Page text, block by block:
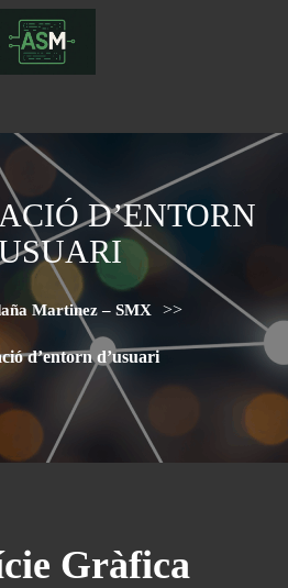
D’ENTORN
Martinez – SMX >>
d’entorn d’usuari
Gràfica